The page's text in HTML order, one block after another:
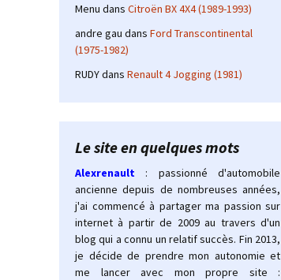
Menu dans Citroën BX 4X4 (1989-1993)
andre gau dans Ford Transcontinental
(1975-1982)
RUDYdans Renault 4 Jogging (1981)
Le site en quelques mots
Alexrenault
: passionné d'automobile
ancienne depuis de nombreuses années,
j'ai commencé à partager ma passion sur
internet à partir de 2009 au travers d'un
blog qui a connu un relatif succès. Fin 2013,
je décide de prendre mon autonomie et
me lancer avec mon propre site :